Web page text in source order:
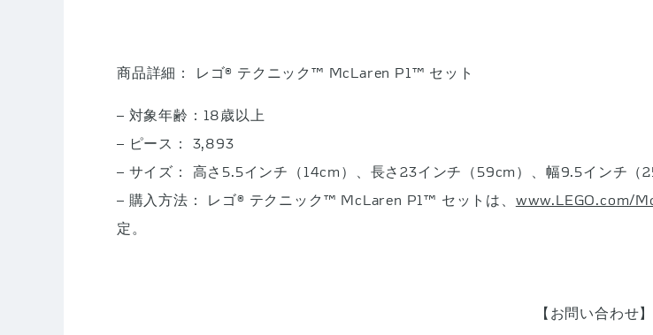
商品詳細： レゴ® テクニック™ McLaren P1™ セット
– 対象年齢：18歳以上
– ピース： 3,893
– サイズ： 高さ5.5インチ（14cm）、長さ23インチ（59cm）、幅9.5インチ（
– 購入方法： レゴ® テクニック™ McLaren P1™ セットは、 www.LEGO.com/
定。
【お問い合わせ】